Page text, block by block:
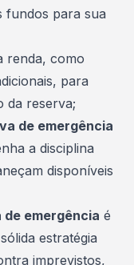
fundos para sua
renda, como
para
da reserva;
de emergência
a disciplina
disponíveis
de emergência é
estratégia
imprevistos,